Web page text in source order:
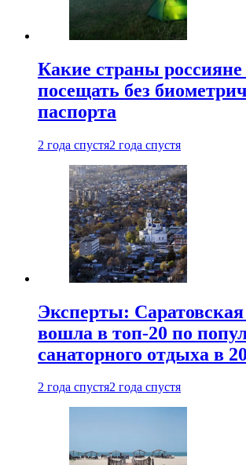
Какие страны россияне
посещать без
паспорта
2 года спустя2 года спустя
Эксперты: Саратовская
вошла в топ-20 по
санаторного отдыха в
2 года спустя2 года спустя